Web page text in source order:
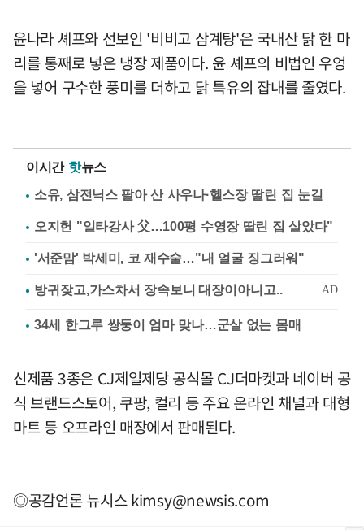
윤나라 셰프와 선보인 '비비고 삼계탕'은 국내산 닭 한 마
리를 통째로 넣은 냉장 제품이다. 윤 셰프의 비법인 우엉
을 넣어 구수한 풍미를 더하고 닭 특유의 잡내를 줄였다.
이시간 핫뉴스
소유, 삼전닉스 팔아 산 사우나·헬스장 딸린 집 눈길
오지헌 "일타강사 父…100평 수영장 딸린 집 살았다"
'서준맘' 박세미, 코 재수술…"내 얼굴 징그러워"
34세 한그루 쌍둥이 엄마 맞나…군살 없는 몸매
신제품 3종은 CJ제일제당 공식몰 CJ더마켓과 네이버 공
식 브랜드스토어, 쿠팡, 컬리 등 주요 온라인 채널과 대형
마트 등 오프라인 매장에서 판매된다.
◎공감언론 뉴시스kimsy@newsis.com